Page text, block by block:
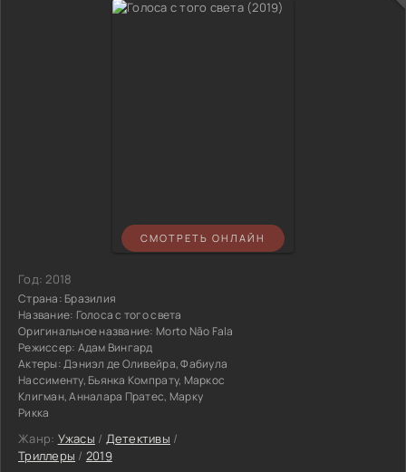
СМОТРЕТЬ ОНЛАЙН
Год:2018
Страна: Бразилия
Название: Голоса с того света
Оригинальное название: Morto Não Fala
Режиссер: Адам Вингард
Актеры:Дэниэл де Оливейра, Фабиула
Нассименту, Бьянка Компрату, Маркос
Клигман, Анналара Пратес, Марку
Рикка
Жанр: Ужасы / Детективы /
Триллеры / 2019